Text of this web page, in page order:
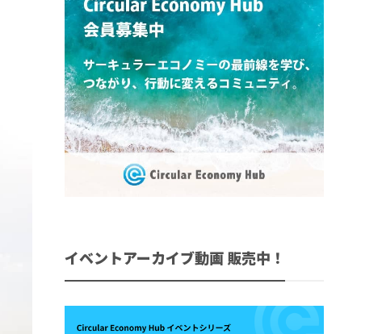
イベントアーカイブ動画 販売中！